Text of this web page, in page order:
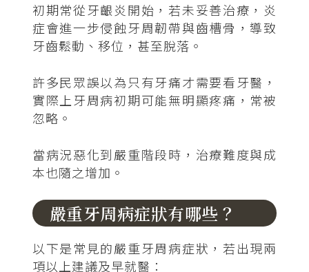
初期常從牙齦炎開始，若未妥善治療，炎
症會進一步侵蝕牙周韌帶與齒槽骨，導致
牙齒鬆動、移位，甚至脫落。
許多民眾誤以為只有牙痛才需要看牙醫，
實際上牙周病初期可能無明顯疼痛，常被
忽略。
當病況惡化到嚴重階段時，治療難度與成
本也隨之增加。
嚴重牙周病症狀有哪些？
以下是常見的嚴重牙周病症狀，若出現兩
項以上建議及早就醫：